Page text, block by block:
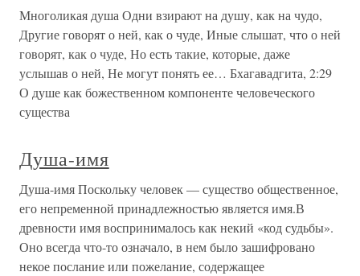
Многоликая душа Одни взирают на душу, как на чудо,
Другие говорят о ней, как о чуде, Иные слышат, что о ней
говорят, как о чуде, Но есть такие, которые, даже
услышав о ней, Не могут понять ее… Бхагавадгита, 2:29
О душе как божественном компоненте человеческого
существа
Душа-имя
Душа-имя Поскольку человек — существо общественное,
его непременной принадлежностью является имя.В
древности имя воспринималось как некий «код судьбы».
Оно всегда что-то означало, в нем было зашифровано
некое послание или пожелание, содержащее